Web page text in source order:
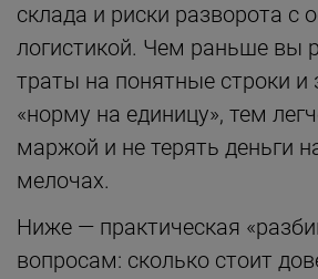
склада и риски разворота с
логистикой. Чем раньше вы
траты на понятные строки и
«норму на единицу», тем
маржой и не терять деньги
мелочах.
Ниже — практическая
вопросам: сколько стоит